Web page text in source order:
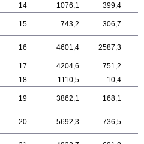
14 1076,1
399,4
15 743,2 306,7
16 4601,4 2587,3
17 4204,6
751,2
18 1110,5
10,4
19 3862,1 168,1
20 5692,3 736,5